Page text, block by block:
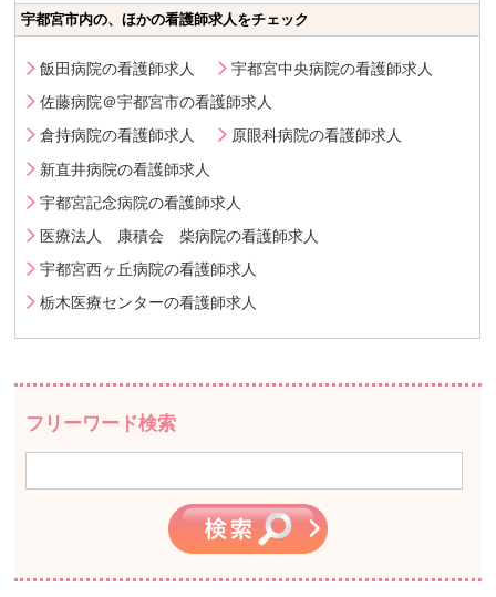
宇都宮市内の、ほかの看護師求人をチェック
飯田病院の看護師求人
宇都宮中央病院の看護師求人
佐藤病院＠宇都宮市の看護師求人
倉持病院の看護師求人
原眼科病院の看護師求人
新直井病院の看護師求人
宇都宮記念病院の看護師求人
医療法人 康積会 柴病院の看護師求人
宇都宮西ヶ丘病院の看護師求人
栃木医療センターの看護師求人
フリーワード検索